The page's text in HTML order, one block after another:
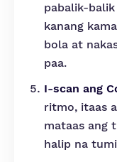
pabalik-
kanang
bola at
paa.
I-scan ang
ritmo, itaas
mataas ang
halip na